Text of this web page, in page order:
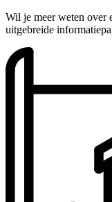
Wil je meer weten over
uitgebreide